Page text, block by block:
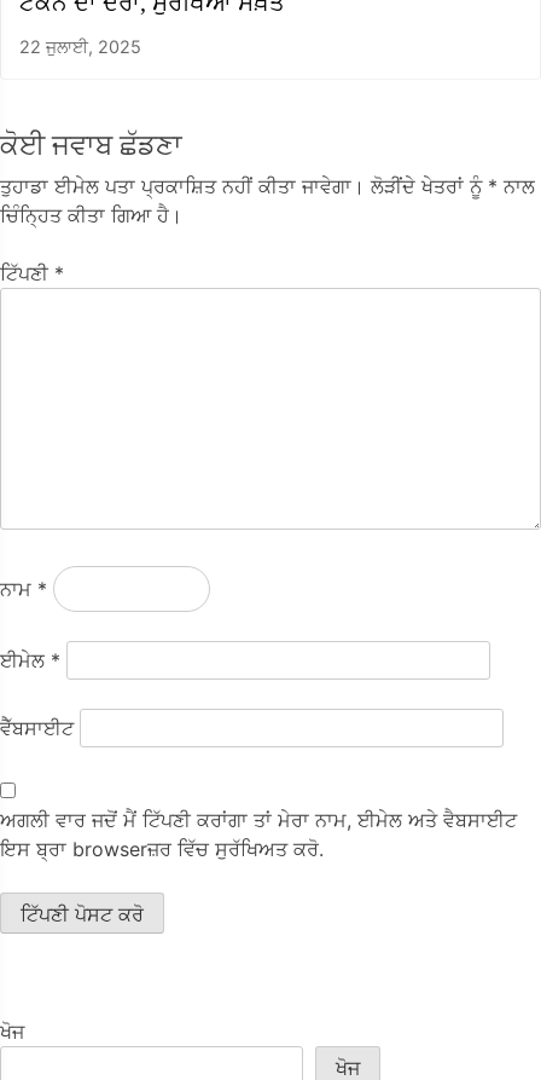
22 ਜੁਲਾਈ, 2025
ਕੋਈ ਜਵਾਬ ਛੱਡਣਾ
ਤੁਹਾਡਾ ਈਮੇਲ ਪਤਾ ਪ੍ਰਕਾਸ਼ਿਤ ਨਹੀਂ ਕੀਤਾ ਜਾਵੇਗਾ। ਲੋੜੀਂਦੇ ਖੇਤਰਾਂ ਨੂੰ * ਨਾਲ
ਚਿੰਨ੍ਹਿਤ ਕੀਤਾ ਗਿਆ ਹੈ।
ਟਿੱਪਣੀ *
ਨਾਮ *
ਈਮੇਲ *
ਵੈੱਬਸਾਈਟ
ਅਗਲੀ ਵਾਰ ਜਦੋਂ ਮੈਂ ਟਿੱਪਣੀ ਕਰਾਂਗਾ ਤਾਂ ਮੇਰਾ ਨਾਮ, ਈਮੇਲ ਅਤੇ ਵੈਬਸਾਈਟ
ਇਸ ਬ੍ਰਾ browserਜ਼ਰ ਵਿੱਚ ਸੁਰੱਖਿਅਤ ਕਰੋ.
ਖੋਜ
ਖੋਜ